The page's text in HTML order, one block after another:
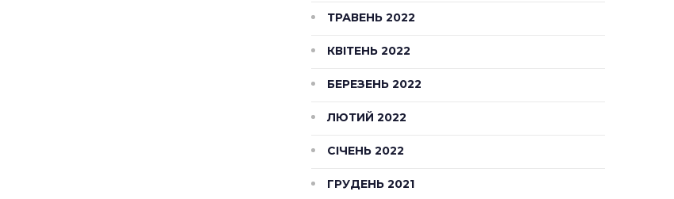
ТРАВЕНЬ 2022
КВІТЕНЬ 2022
БЕРЕЗЕНЬ 2022
ЛЮТИЙ 2022
СІЧЕНЬ 2022
ГРУДЕНЬ 2021